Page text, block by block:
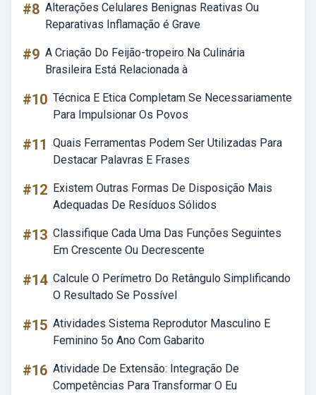
#8 Alterações Celulares Benignas Reativas Ou
Reparativas Inflamação é Grave
#9 A Criação Do Feijão-tropeiro Na Culinária
Brasileira Está Relacionada à
#10 Técnica E Etica Completam Se Necessariamente
Para Impulsionar Os Povos
#11 Quais Ferramentas Podem Ser Utilizadas Para
Destacar Palavras E Frases
#12 Existem Outras Formas De Disposição Mais
Adequadas De Resíduos Sólidos
#13 Classifique Cada Uma Das Funções Seguintes
Em Crescente Ou Decrescente
#14 Calcule O Perímetro Do Retângulo Simplificando
O Resultado Se Possível
#15 Atividades Sistema Reprodutor Masculino E
Feminino 5o Ano Com Gabarito
#16 Atividade De Extensão: Integração De
Competências Para Transformar O Eu